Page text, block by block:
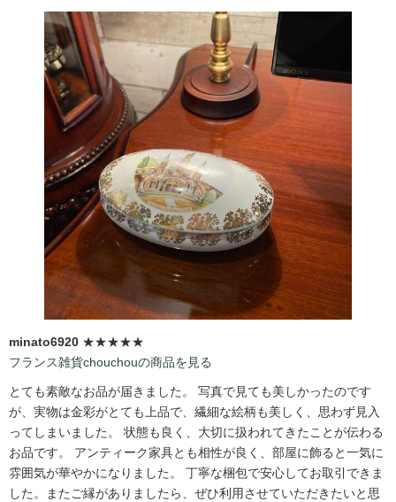
minato6920 ★★★★★
フランス雑貨chouchouの商品を見る
とても素敵なお品が届きました。 写真で見ても美しかったのです
が、実物は金彩がとても上品で、繊細な絵柄も美しく、思わず見入
ってしまいました。 状態も良く、大切に扱われてきたことが伝わる
お品です。 アンティーク家具とも相性が良く、部屋に飾ると一気に
雰囲気が華やかになりました。 丁寧な梱包で安心してお取引できま
した。またご縁がありましたら、ぜひ利用させていただきたいと思